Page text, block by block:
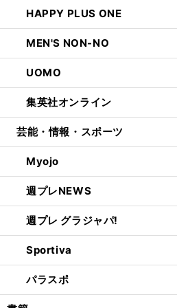
HAPPY PLUS ONE
MEN'S NON-NO
UOMO
集英社オンライン
芸能・情報・スポーツ
Myojo
週プレNEWS
週プレ グラジャパ!
Sportiva
パラスポ